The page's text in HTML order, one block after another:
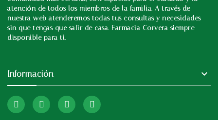
atención de todos los miembros de la familia. A través de
nuestra web atenderemos todas tus consultas y necesidades
sin que tengas que salir de casa. Farmacia Corvera siempre
disponible para ti.
Información 